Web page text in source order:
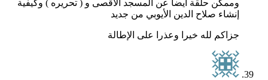
وممكن حلقة أيضا عن المسجد الأقصى و ( تحريره ) وكيفية
إنشاء صلاح الدين الأيوبي من جديد
جزاكم لله خيرا وعذرا على الإطالة